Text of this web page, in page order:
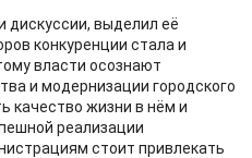
дискуссии, выделил её
конкуренции стала и
власти осознают
и модернизации городского
качество жизни в нём и
реализации
стоит привлекать